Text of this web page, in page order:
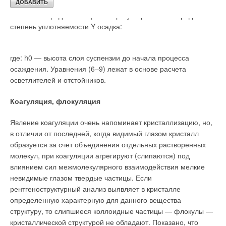
образуется двойной электрический слой. Именно знак и
степень уплотняемости Y осадка:
где: h0 — высота слоя суспензии до начала процесса
осаждения. Уравнения (6–9) лежат в основе расчета
осветлителей и отстойников.
Коагуляция, флокуляция
Явление коагуляции очень напоминает кристаллизацию, но,
в отличии от последней, когда видимый глазом кристалл
образуется за счет объединения отдельных растворенных
молекул, при коагуляции агрегируют (слипаются) под
влиянием сил межмолекулярного взаимодействия мелкие
невидимые глазом твердые частицы. Если
рентгеноструктурный анализ выявляет в кристалле
определенную характерную для данного вещества
структуру, то слипшиеся коллоидные частицы — флокулы —
кристаллической структурой не обладают. Показано, что